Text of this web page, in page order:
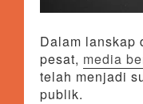
Dalam lanskap
pesat, media
telah menjadi
publik.